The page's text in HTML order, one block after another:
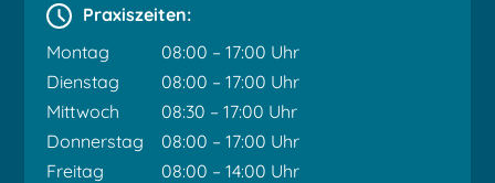
Praxiszeiten:
Montag
08:00 – 17:00 Uhr
Dienstag
08:00 – 17:00 Uhr
Mittwoch
08:30 – 17:00 Uhr
Donnerstag
08:00 – 17:00 Uhr
Freitag
08:00 – 14:00 Uhr